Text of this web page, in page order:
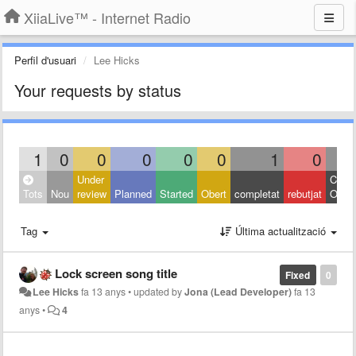
XiiaLive™ - Internet Radio
Perfil d'usuari Lee Hicks
Your requests by status
1 0 0 0 0 0 1 0
Tots Nou
Under
review Planned Started Obert completat rebutjat Other
Tag Última actualització
0
Fixed
Lock screen song title
Lee Hicksfa 13 anys•updated byJona (Lead Developer)fa 13
anys• 4